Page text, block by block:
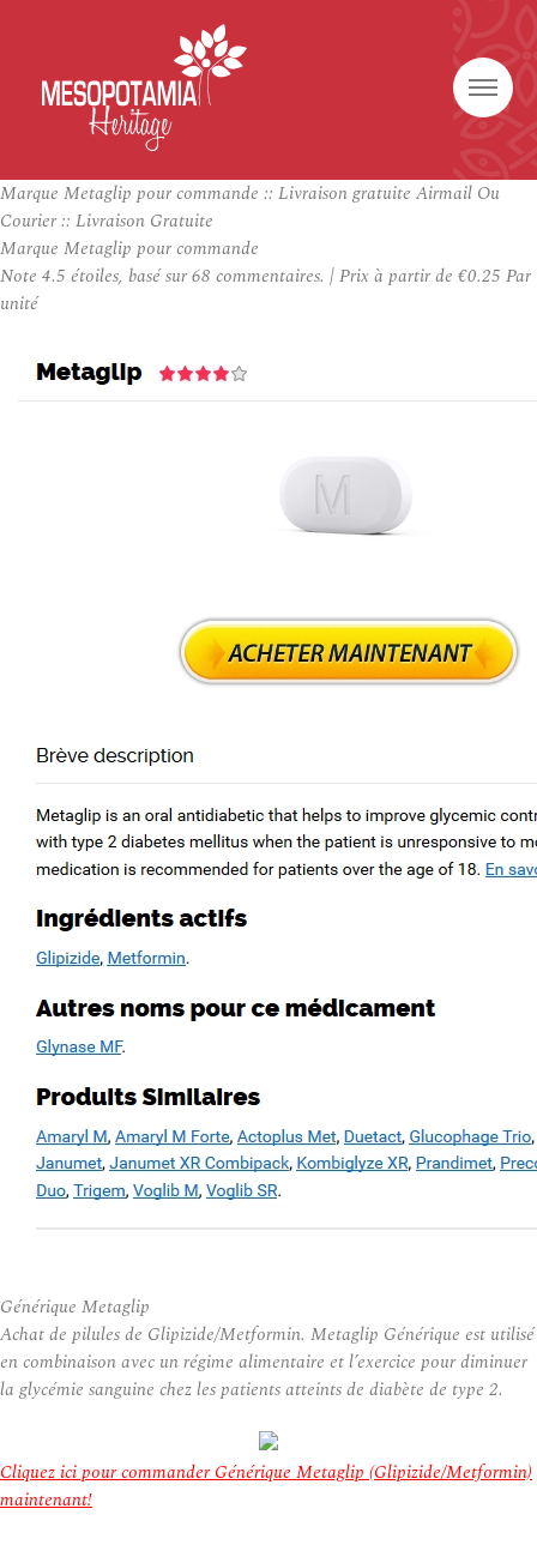
Marque Metaglip pour commande :: Livraison gratuite Airmail Ou
Courier :: Livraison Gratuite
Marque Metaglip pour commande
Note 4.5 étoiles, basé sur68 commentaires. |Prix à partir de €0.25 Par
unité
Générique Metaglip
Achat de pilules de Glipizide/Metformin. Metaglip Générique est utilisé
en combinaison avec un régime alimentaire et l’exercice pour diminuer
la glycémie sanguine chez les patients atteints de diabète de type 2.
Cliquez ici pour commander Générique Metaglip (Glipizide/Metformin)
maintenant!